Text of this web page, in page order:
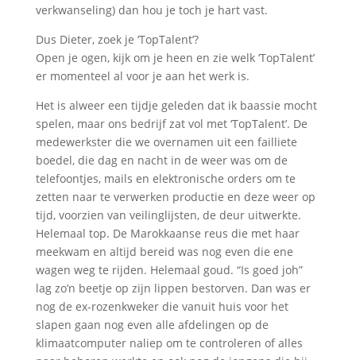
verkwanseling) dan hou je toch je hart vast.
Dus Dieter, zoek je ‘TopTalent’?
Open je ogen, kijk om je heen en zie welk ‘TopTalent’
er momenteel al voor je aan het werk is.
Het is alweer een tijdje geleden dat ik baassie mocht
spelen, maar ons bedrijf zat vol met ‘TopTalent’. De
medewerkster die we overnamen uit een failliete
boedel, die dag en nacht in de weer was om de
telefoontjes, mails en elektronische orders om te
zetten naar te verwerken productie en deze weer op
tijd, voorzien van veilinglijsten, de deur uitwerkte.
Helemaal top. De Marokkaanse reus die met haar
meekwam en altijd bereid was nog even die ene
wagen weg te rijden. Helemaal goud. “Is goed joh”
lag zo’n beetje op zijn lippen bestorven. Dan was er
nog de ex-rozenkweker die vanuit huis voor het
slapen gaan nog even alle afdelingen op de
klimaatcomputer naliep om te controleren of alles